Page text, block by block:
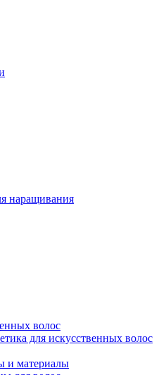
наращивания
волос
для искусственных волос
и материалы